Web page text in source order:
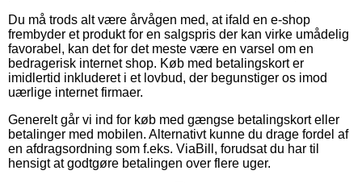
Du må trods alt være årvågen med, at ifald en e-shop
frembyder et produkt for en salgspris der kan virke umådelig
favorabel, kan det for det meste være en varsel om en
bedragerisk internet shop. Køb med betalingskort er
imidlertid inkluderet i et lovbud, der begunstiger os imod
uærlige internet firmaer.
Generelt går vi ind for køb med gængse betalingskort eller
betalinger med mobilen. Alternativt kunne du drage fordel af
en afdragsordning som f.eks. ViaBill, forudsat du har til
hensigt at godtgøre betalingen over flere uger.